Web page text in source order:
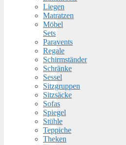
Liegen
Matratzen
Möbel
Sets
Paravents
Regale
Schirmständer
Schränke
Sessel
Sitzgruppen
Sitzsäcke
Sofas
Spiegel
Stühle
Teppiche
Theken